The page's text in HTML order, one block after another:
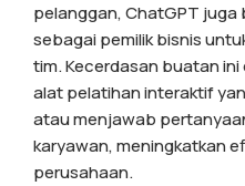
pelanggan, ChatGPT juga
sebagai pemilik bisnis
tim. Kecerdasan buatan
alat pelatihan interaktif
atau menjawab
karyawan, meningkatkan
perusahaan.